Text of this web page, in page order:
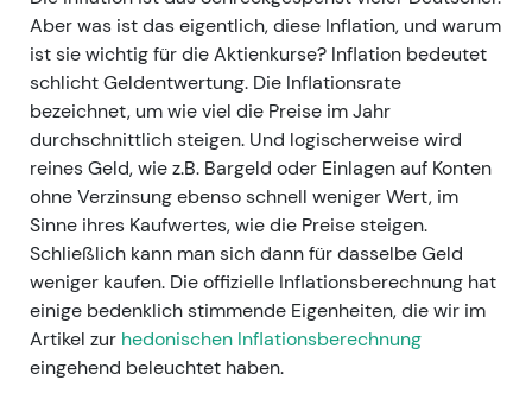
Aber was ist das eigentlich, diese Inflation, und warum
ist sie wichtig für die Aktienkurse? Inflation bedeutet
schlicht Geldentwertung. Die Inflationsrate
bezeichnet, um wie viel die Preise im Jahr
durchschnittlich steigen. Und logischerweise wird
reines Geld, wie z.B. Bargeld oder Einlagen auf Konten
ohne Verzinsung ebenso schnell weniger Wert, im
Sinne ihres Kaufwertes, wie die Preise steigen.
Schließlich kann man sich dann für dasselbe Geld
weniger kaufen. Die offizielle Inflationsberechnung hat
einige bedenklich stimmende Eigenheiten, die wir im
Artikel zur hedonischen Inflationsberechnung
eingehend beleuchtet haben.